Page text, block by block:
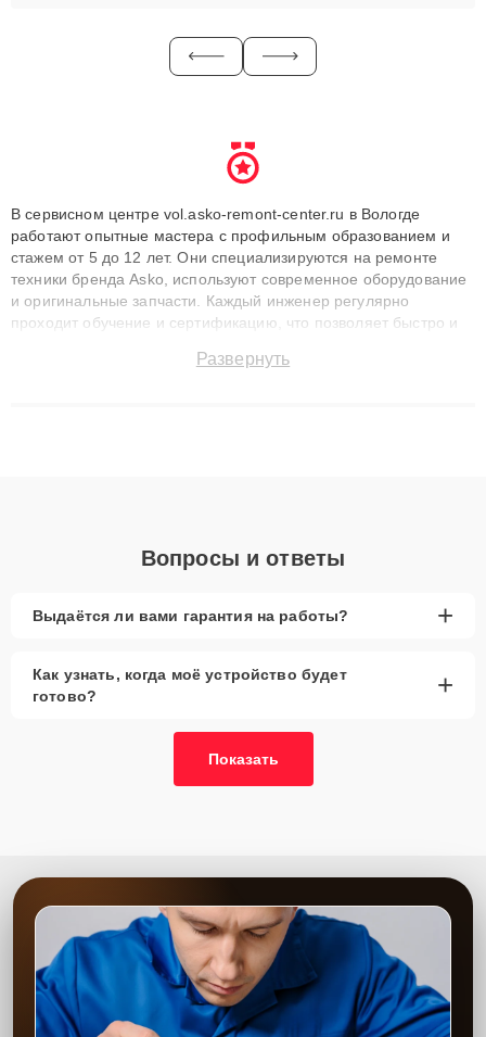
В сервисном центре vol.asko-remont-center.ru в Вологде
работают опытные мастера с профильным образованием и
стажем от 5 до 12 лет. Они специализируются на ремонте
техники бренда Asko, используют современное оборудование
и оригинальные запчасти. Каждый инженер регулярно
проходит обучение и сертификацию, что позволяет быстро и
сохранением гарантии до 3 лет. Наши мастера решают
Развернуть
Вопросы и ответы
Выдаётся ли вами гарантия на работы? +
Как узнать, когда моё устройство будет
готово?
+
Показать